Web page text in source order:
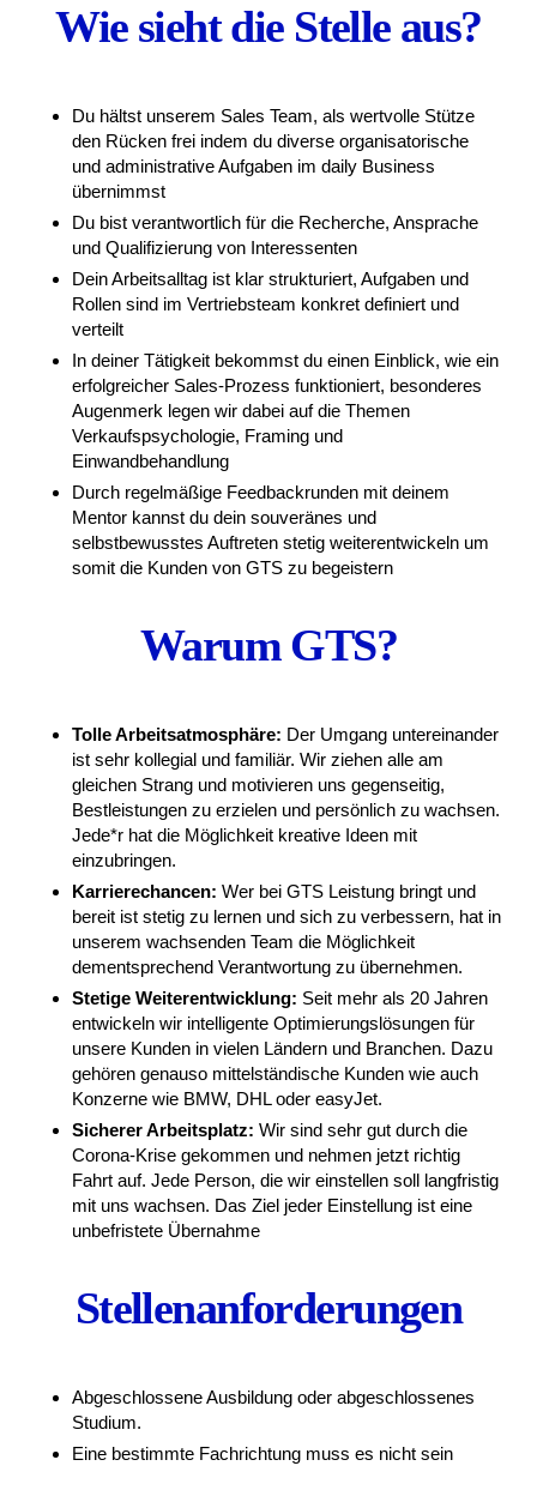
Wie sieht die Stelle aus?
Du hältst unserem Sales Team, als wertvolle Stütze
den Rücken frei indem du diverse organisatorische
und administrative Aufgaben im daily Business
übernimmst
Du bist verantwortlich für die Recherche, Ansprache
und Qualifizierung von Interessenten
Dein Arbeitsalltag ist klar strukturiert, Aufgaben und
Rollen sind im Vertriebsteam konkret definiert und
verteilt
In deiner Tätigkeit bekommst du einen Einblick, wie ein
erfolgreicher Sales-Prozess funktioniert, besonderes
Augenmerk legen wir dabei auf die Themen
Verkaufspsychologie, Framing und
Einwandbehandlung
Durch regelmäßige Feedbackrunden mit deinem
Mentor kannst du dein souveränes und
selbstbewusstes Auftreten stetig weiterentwickeln um
somit die Kunden von GTS zu begeistern
Warum GTS?
Tolle Arbeitsatmosphäre: Der Umgang untereinander
ist sehr kollegial und familiär. Wir ziehen alle am
gleichen Strang und motivieren uns gegenseitig,
Bestleistungen zu erzielen und persönlich zu wachsen.
Jede*r hat die Möglichkeit kreative Ideen mit
einzubringen.
Karrierechancen: Wer bei GTS Leistung bringt und
bereit ist stetig zu lernen und sich zu verbessern, hat in
unserem wachsenden Team die Möglichkeit
dementsprechend Verantwortung zu übernehmen.
Stetige Weiterentwicklung: Seit mehr als 20 Jahren
entwickeln wir intelligente Optimierungslösungen für
unsere Kunden in vielen Ländern und Branchen. Dazu
gehören genauso mittelständische Kunden wie auch
Konzerne wie BMW, DHL oder easyJet.
Sicherer Arbeitsplatz: Wir sind sehr gut durch die
Corona-Krise gekommen und nehmen jetzt richtig
Fahrt auf. Jede Person, die wir einstellen soll langfristig
mit uns wachsen. Das Ziel jeder Einstellung ist eine
unbefristete Übernahme
Stellenanforderungen
Abgeschlossene Ausbildung oder abgeschlossenes
Studium.
Eine bestimmte Fachrichtung muss es nicht sein